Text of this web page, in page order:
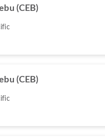
(CEB)
(CEB)